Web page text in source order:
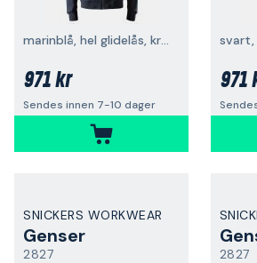
marinblå, hel glidelås, kraftig
971 kr
Sendes innen 7-10 dager
svart,
971
SNICKERS WORKWEAR
Genser
2827 2827